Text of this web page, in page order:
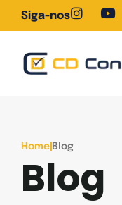
Siga-nos
Home Blog
Blog